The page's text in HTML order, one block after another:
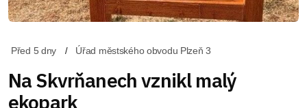
Před 5 dny Úřad městského obvodu Plzeň 3
Na Skvrňanech vznikl malý
ekopark